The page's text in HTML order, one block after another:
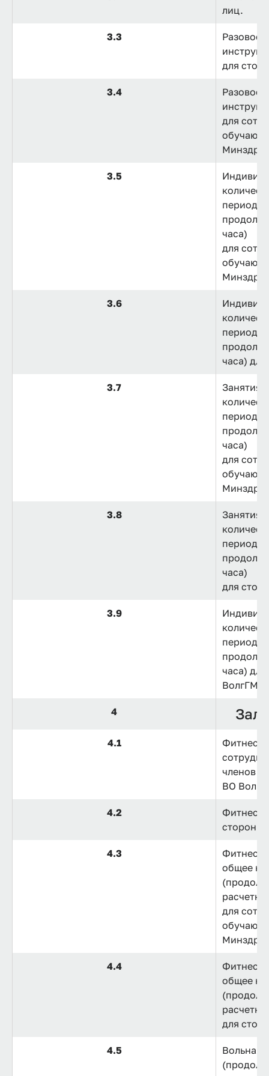
лиц.
3.3
Разовое
для
3.4
Разовое
для
3.5
период 1
часа)
для
3.6
период 1
часа)
3.7
Занятия
период 1
часа)
для
3.8
Занятия
период 1
часа)
для
3.9
период 1
часа)
ВолгГМУ
4 Зал
4.1
Фитнес,
членов
ВО
4.2
Фитнес,
4.3
Фитнес,
общее
для
4.4
Фитнес,
общее
для
4.5
Вольная